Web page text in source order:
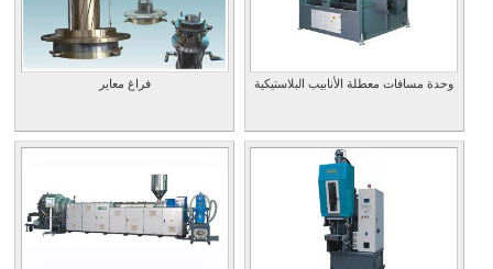
تايوان. بتصنيع مجموعة واسعة من مكونات لصناعة السيارات والصناعات الالكترونية.
يتضمن تشكيله، وختمها، حقن البلاستيك والمطاط مصبوب، ويلقي، والمواد مزورة. تنتج
وتشتري وتبيع الأدوات والملحقات آلة الجديدة والمستعملة وكذلك ماكينات بلاستيك حقن
صب. وتشمل خدمات المزادات، والتصفية، الشحنات، وتقييم.
فراغ معاير وحدة مسافات معطلة الأنابيب البلاستيكية